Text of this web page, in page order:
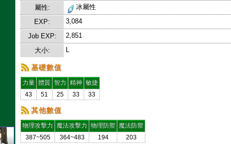
屬性:
冰屬性
EXP:
3,084
Job EXP:
2,851
大小:
L
基礎數值
力量 體質 智力 精神 敏捷
43
51 25 33 33
其他數值
物理攻擊力 魔法攻擊力 物理防禦 魔法防禦
387~505
364~483 194 203